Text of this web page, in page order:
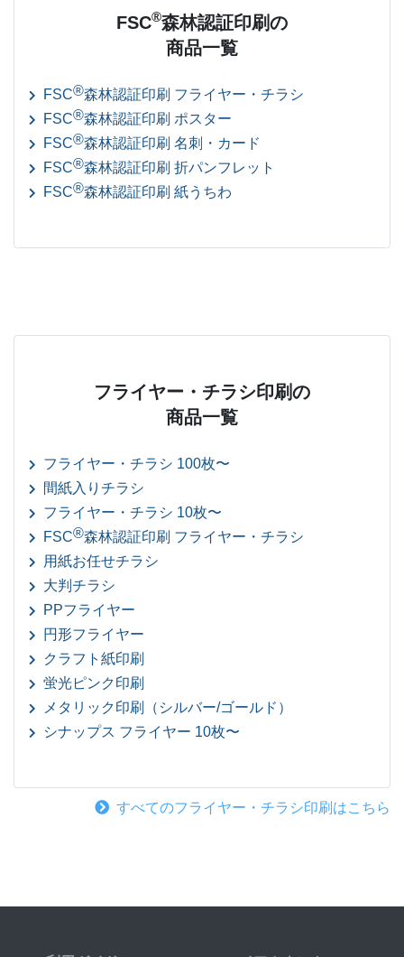
FSC®森林認証印刷の
商品一覧
FSC®森林認証印刷 フライヤー・チラシ
FSC®森林認証印刷 ポスター
FSC®森林認証印刷 名刺・カード
FSC®森林認証印刷 折パンフレット
FSC®森林認証印刷 紙うちわ
フライヤー・チラシ印刷の
商品一覧
フライヤー・チラシ 100枚〜
間紙入りチラシ
フライヤー・チラシ 10枚〜
FSC®森林認証印刷 フライヤー・チラシ
用紙お任せチラシ
大判チラシ
PPフライヤー
円形フライヤー
クラフト紙印刷
蛍光ピンク印刷
メタリック印刷（シルバー/ゴールド）
シナップス フライヤー 10枚〜
すべてのフライヤー・チラシ印刷はこちら